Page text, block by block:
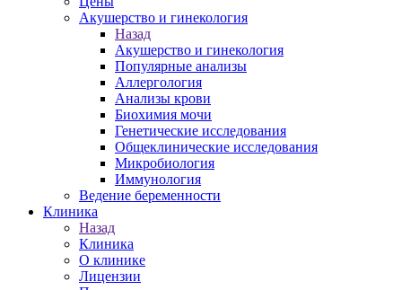
Акушерство и гинекология
Назад
Акушерство и гинекология
Популярные анализы
Аллергология
Анализы крови
Биохимия мочи
Генетические исследования
Общеклинические исследования
Микробиология
Иммунология
Ведение беременности
Клиника
Назад
Клиника
О клинике
Лицензии